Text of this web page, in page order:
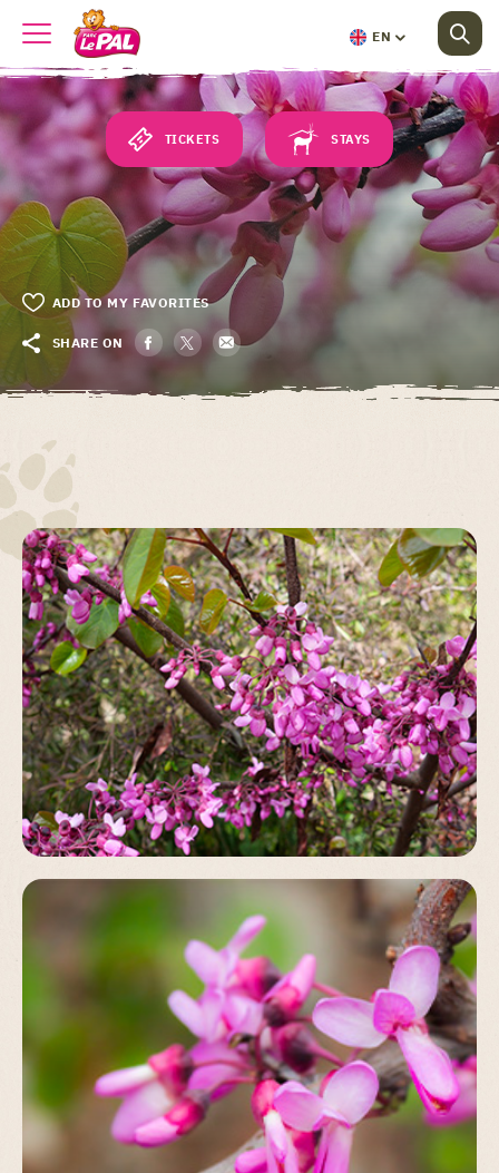
EN
TICKETS STAYS
ADD TO MY FAVORITES
SHARE ON